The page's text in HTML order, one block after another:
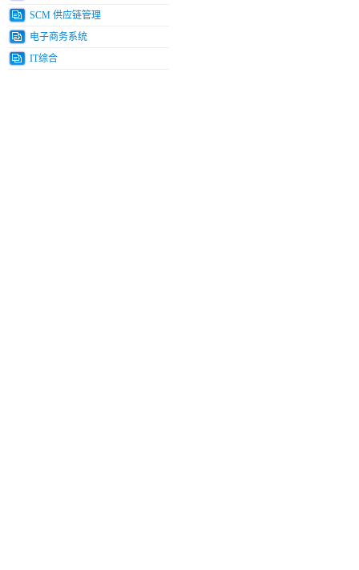
SCM 供应链管理
电子商务系统
IT综合